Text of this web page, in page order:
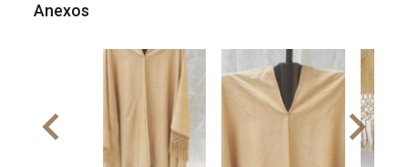
Anexos